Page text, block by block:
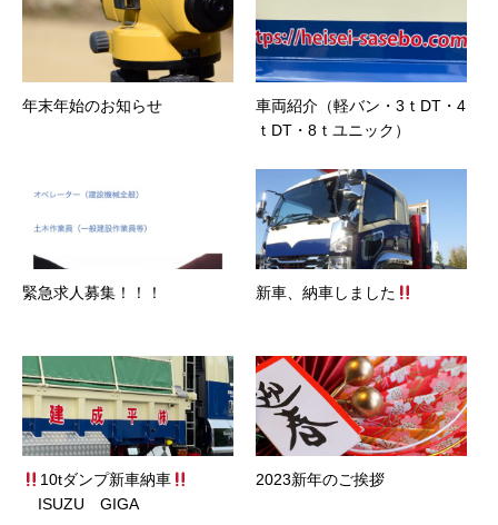
年末年始のお知らせ
車両紹介（軽バン・3ｔDT・4
ｔDT・8ｔユニック）
緊急求人募集！！！ 新車、納車しました
10tダンプ新車納車
ISUZU GIGA
2023新年のご挨拶